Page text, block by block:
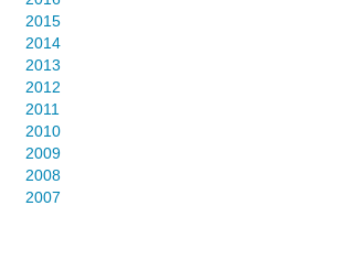
2015
2014
2013
2012
2011
2010
2009
2008
2007